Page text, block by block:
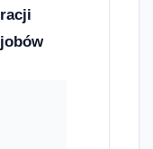
racji
jobów